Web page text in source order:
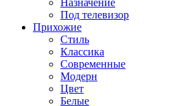
Назначение
Под телевизор
Прихожие
Стиль
Классика
Современные
Модерн
Цвет
Белые